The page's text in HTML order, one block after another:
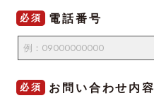
必須 電話番号
必須 お問い合わせ内容